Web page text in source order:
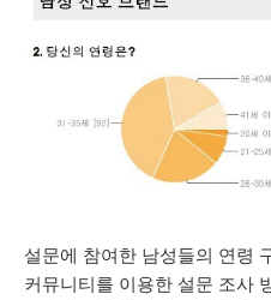
설문에 참여한 남성들의 연령
커뮤니티를 이용한 설문 조사